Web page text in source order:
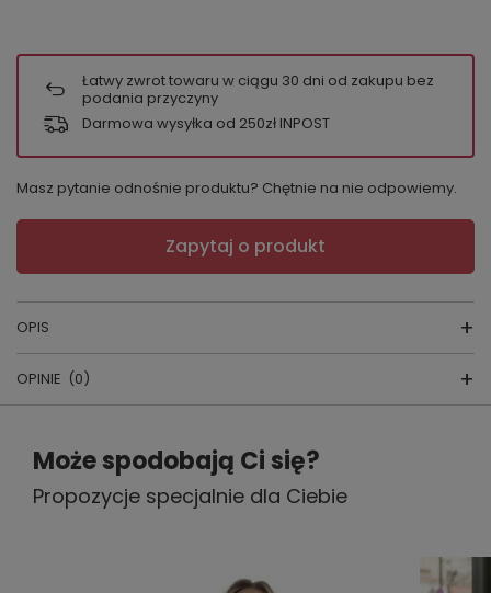
Łatwy zwrot towaru w ciągu 30 dni od zakupu bez
podania przyczyny
Darmowa wysyłka od 250zł INPOST
Masz pytanie odnośnie produktu? Chętnie na nie odpowiemy.
Zapytaj o produkt
OPIS
Bluzka Carlotta
producent: Eldar
kraj produkcji:POLSKA
OPINIE (0)
Napisz swoją opinię
Twoja ocena:
Może spodobają Ci się?
Propozycje specjalnie dla Ciebie